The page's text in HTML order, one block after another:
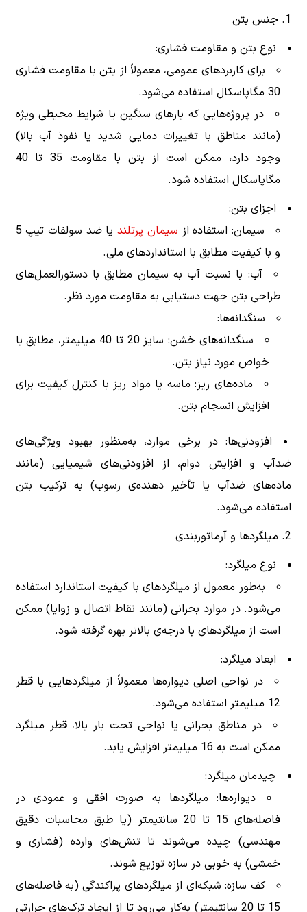
1. جنس بتن
نوع بتن و مقاومت فشاری:
برای کاربردهای عمومی، معمولاً از بتن با مقاومت فشاری
30 مگاپاسکال استفاده می‌شود.
در پروژه‌هایی که بارهای سنگین یا شرایط محیطی ویژه
(مانند مناطق با تغییرات دمایی شدید یا نفوذ آب بالا)
وجود دارد، ممکن است از بتن با مقاومت 35 تا 40
مگاپاسکال استفاده شود.
اجزای بتن:
سیمان: استفاده از سیمان پرتلند
یا ضد سولفات تیپ 5
و با کیفیت مطابق با استانداردهای ملی.
آب: با نسبت آب به سیمان مطابق با دستورالعمل‌های
طراحی بتن جهت دستیابی به مقاومت مورد نظر.
سنگدانه‌ها:
سنگدانه‌های خشن: سایز 20 تا 40 میلیمتر، مطابق با
خواص مورد نیاز بتن.
ماده‌های ریز: ماسه یا مواد ریز با کنترل کیفیت برای
افزایش انسجام بتن.
افزودنی‌ها: در برخی موارد، به‌منظور بهبود ویژگی‌های
ضدآب و افزایش دوام، از افزودنی‌های شیمیایی (مانند
ماده‌های ضدآب یا تأخیر دهنده‌ی رسوب) به ترکیب بتن
استفاده می‌شود.
2. میلگردها و آرماتوربندی
نوع میلگرد:
به‌طور معمول از میلگردهای با کیفیت استاندارد استفاده
می‌شود. در موارد بحرانی (مانند نقاط اتصال و زوایا) ممکن
است از میلگردهای با درجه‌ی بالاتر بهره گرفته شود.
ابعاد میلگرد:
در نواحی اصلی دیواره‌ها معمولاً از میلگردهایی با قطر
12 میلیمتر استفاده می‌شود.
در مناطق بحرانی یا نواحی تحت بار بالا، قطر میلگرد
ممکن است به 16 میلیمتر افزایش یابد.
چیدمان میلگرد:
دیواره‌ها: میلگردها به صورت افقی و عمودی در
فاصله‌های 15 تا 20 سانتیمتر (یا طبق محاسبات دقیق
مهندسی) چیده می‌شوند تا تنش‌های وارده (فشاری و
خمشی) به خوبی در سازه توزیع شوند.
کف سازه: شبکه‌ای از میلگردهای پراکندگی (به فاصله‌های
15 تا 20 سانتیمتر) به‌کار می‌رود تا از ایجاد ترک‌های حرارتی